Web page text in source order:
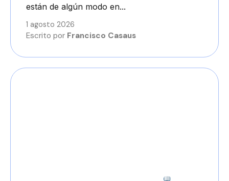
están de algún modo en...
1 agosto 2026
Escrito por Francisco Casaus